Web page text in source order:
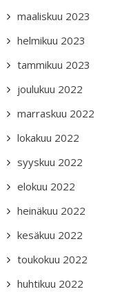
maaliskuu 2023
helmikuu 2023
tammikuu 2023
joulukuu 2022
marraskuu 2022
lokakuu 2022
syyskuu 2022
elokuu 2022
heinäkuu 2022
kesäkuu 2022
toukokuu 2022
huhtikuu 2022